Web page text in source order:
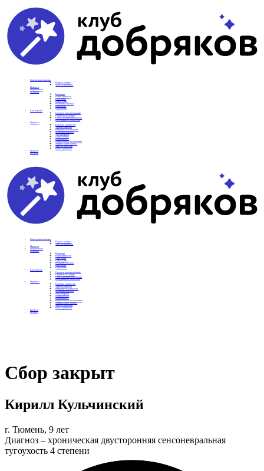
Вам нужна помощь
Подать заявку
Частые вопросы
Новости
Подопечные
О фонде
Команда
Наши ценности
Партнеры
СМИ о нас
Реквизиты фонда
Контакты
Отделения
Как помочь
Сделать пожертвование
Подписка на добро
Стать волонтером фонда
Вечеринки со смыслом
Проекты
Коробка храбрости
Уроки Доброты
Юридическая помощь
Мамины радости
Автодобряки
Добрый торт
Добропробег
Няни особого назначения
Акция «Букет добра»
Фактор времени
Цветы доброты
Бизнесу
Отчеты
Вам нужна помощь
Подать заявку
Частые вопросы
Новости
Подопечные
О фонде
Команда
Наши ценности
Партнеры
СМИ о нас
Реквизиты фонда
Контакты
Отделения
Как помочь
Сделать пожертвование
Подписка на добро
Стать волонтером фонда
Вечеринки со смыслом
Проекты
Коробка храбрости
Уроки Доброты
Юридическая помощь
Мамины радости
Автодобряки
Добрый торт
Добропробег
Няни особого назначения
Акция «Букет добра»
Фактор времени
Цветы доброты
Бизнесу
Отчеты
Сбор закрыт
Кирилл Кульчинский
г. Тюмень, 9 лет
Диагноз – хроническая двусторонняя сенсоневральная
тугоухость 4 степени